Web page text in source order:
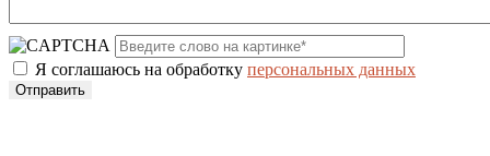
Я соглашаюсь на обработку персональных данных